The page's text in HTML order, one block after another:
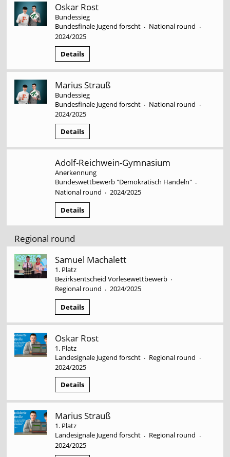
Oskar Rost
Bundessieg
Bundesfinale Jugend forscht · National round ·
2024/2025
Details
Marius Strauß
Bundessieg
Bundesfinale Jugend forscht · National round ·
2024/2025
Details
Adolf-Reichwein-Gymnasium
Anerkennung
Bundeswettbewerb "Demokratisch Handeln" ·
National round · 2024/2025
Details
Regional round
Samuel Machalett
1. Platz
Bezirksentscheid Vorlesewettbewerb ·
Regional round · 2024/2025
Details
Oskar Rost
1. Platz
Landesignale Jugend forscht · Regional round ·
2024/2025
Details
Marius Strauß
1. Platz
Landesignale Jugend forscht · Regional round ·
2024/2025